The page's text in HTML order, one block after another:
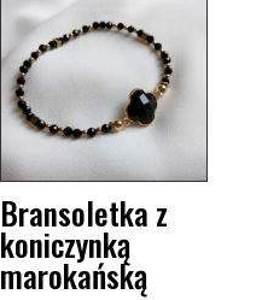
Bransoletka z
koniczynką
marokańską